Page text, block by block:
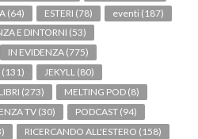
(64) ESTERI (78) eventi (187)
E DINTORNI (53)
IN EVIDENZA (775)
(131) JEKYLL (80)
LIBRI (273) MELTING POD (8)
TV (30) PODCAST (94)
RICERCANDO ALL'ESTERO (158)